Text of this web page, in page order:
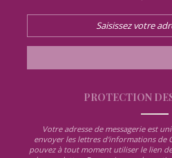
PROTECTION
Votre adresse de messagerie est
envoyer les lettres d'informations de
pouvez à tout moment utiliser le lien